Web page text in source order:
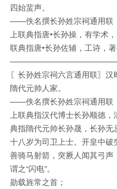
四始蜚声。
——佚名撰长孙姓宗祠通用联
上联典指唐•长孙操，有学术
联典指唐•长孙佐辅，工诗，著
〖长孙姓宗祠六言通用联〗汉
隋代元帅人家。
——佚名撰长孙姓宗祠通用联
上联典指汉代博士长孙顺德
典指隋代元帅长孙晟，长孙无
十八岁为司卫上士。开皇中
善骑马射箭，突厥人闻其弓声
谓之“闪电”。
勋载旌常之首；